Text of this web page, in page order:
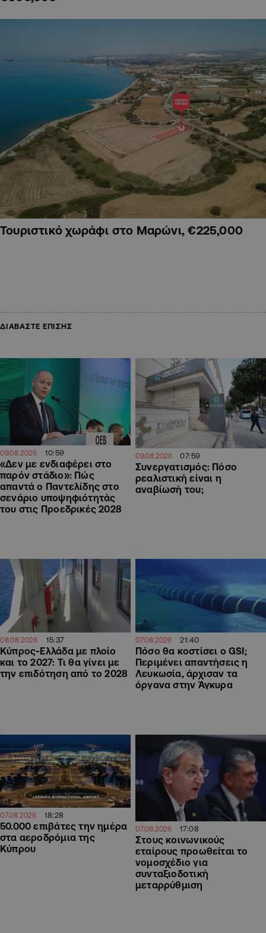
Τουριστικό χωράφι στο Μαρώνι, €225,000
ΔΙΑΒΑΣΤΕ ΕΠΙΣΗΣ
09.08.2026 10:59
«Δεν με ενδιαφέρει στο
παρόν στάδιο»: Πώς
απαντά ο Παντελίδης στο
σενάριο υποψηφιότητάς
του στις Προεδρικές 2028
09.08.2026 07:59
Συνεργατισμός: Πόσο
ρεαλιστική είναι η
αναβίωσή του;
08.08.2026 15:37
Κύπρος-Ελλάδα με πλοίο
και το 2027: Τι θα γίνει με
την επιδότηση από το 2028
07.08.2026 21:40
Πόσο θα κοστίσει ο GSI;
Περιμένει απαντήσεις η
Λευκωσία, άρχισαν τα
όργανα στην Άγκυρα
07.08.2026 18:28
50.000 επιβάτες την ημέρα
στα αεροδρόμια της
Κύπρου
07.08.2026 17:08
Στους κοινωνικούς
εταίρους προωθείται το
νομοσχέδιο για
συνταξιοδοτική
μεταρρύθμιση